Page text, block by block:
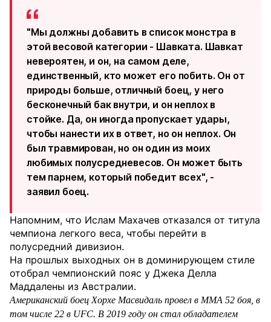
"Мы должны добавить в список монстра в
этой весовой категории - Шавката. Шавкат
невероятен, и он, на самом деле,
единственный, кто может его побить. Он от
природы больше, отличный боец, у него
бесконечный бак внутри, и он неплох в
стойке. Да, он иногда пропускает удары,
чтобы нанести их в ответ, но он неплох. Он
был травмирован, но он один из моих
любимых полусредневесов. Он может быть
тем парнем, который победит всех", -
заявил боец.
Напомним, что Ислам Махачев отказался от титула
чемпиона легкого веса, чтобы перейти в
полусредний дивизион.
На прошлых выходных он в доминирующем стиле
отобрал чемпионский пояс у Джека Делла
Маддалены из Австралии.
Американский боец Хорхе Масвидаль провел в MMA 52 боя, в
том числе 22 в UFC. В 2019 году он стал обладателем